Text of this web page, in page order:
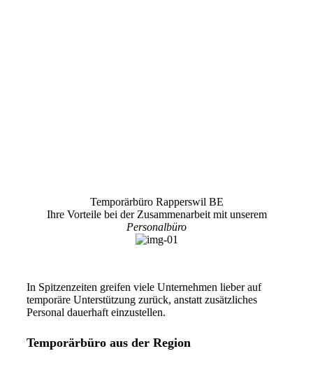
Temporärbüro Rapperswil BE
Ihre Vorteile bei der Zusammenarbeit mit unserem
Personalbüro
In Spitzenzeiten greifen viele Unternehmen lieber auf
temporäre Unterstützung zurück, anstatt zusätzliches
Personal dauerhaft einzustellen.
Temporärbüro aus der Region